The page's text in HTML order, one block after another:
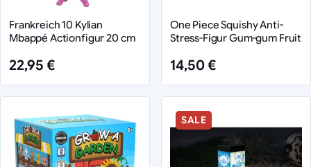
Frankreich 10 Kylian
Mbappé Actionfigur 20 cm
22,95 €
One Piece Squishy Anti-
Stress-Figur Gum-gum Fruit
14,50 €
SALE